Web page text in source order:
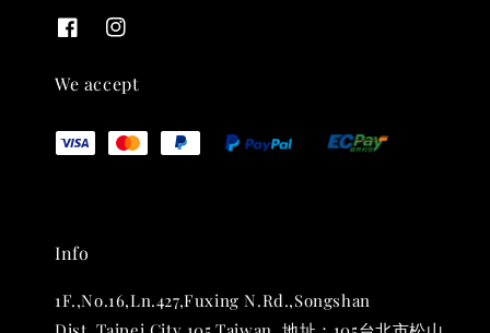
NT$ 880
加入購物車
We accept
Info
1F.,No.16,Ln.427,Fuxing N.Rd.,Songshan